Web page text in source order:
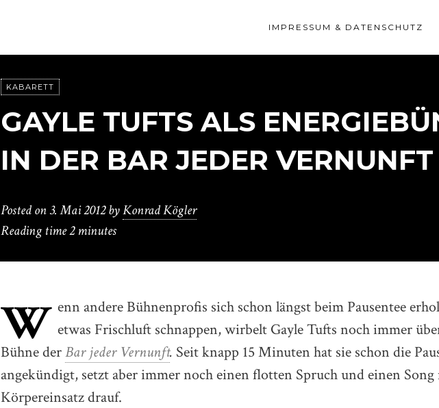
IMPRESSUM & DATENSCHUTZ
KABARETT
GAYLE TUFTS ALS
IN DER BAR JEDER VERNUNFT
Posted on3. Mai 2012byKonrad Kögler
Reading time2 minutes
W enn andere Bühnenprofis sich schon längst beim Pausentee
etwas Frischluft schnappen, wirbelt Gayle Tufts noch immer
Bühne derBar jeder Vernunft. Seit knapp 15 Minuten hat sie schon die
angekündigt, setzt aber immer noch einen flotten Spruch und einen
Körpereinsatz drauf.